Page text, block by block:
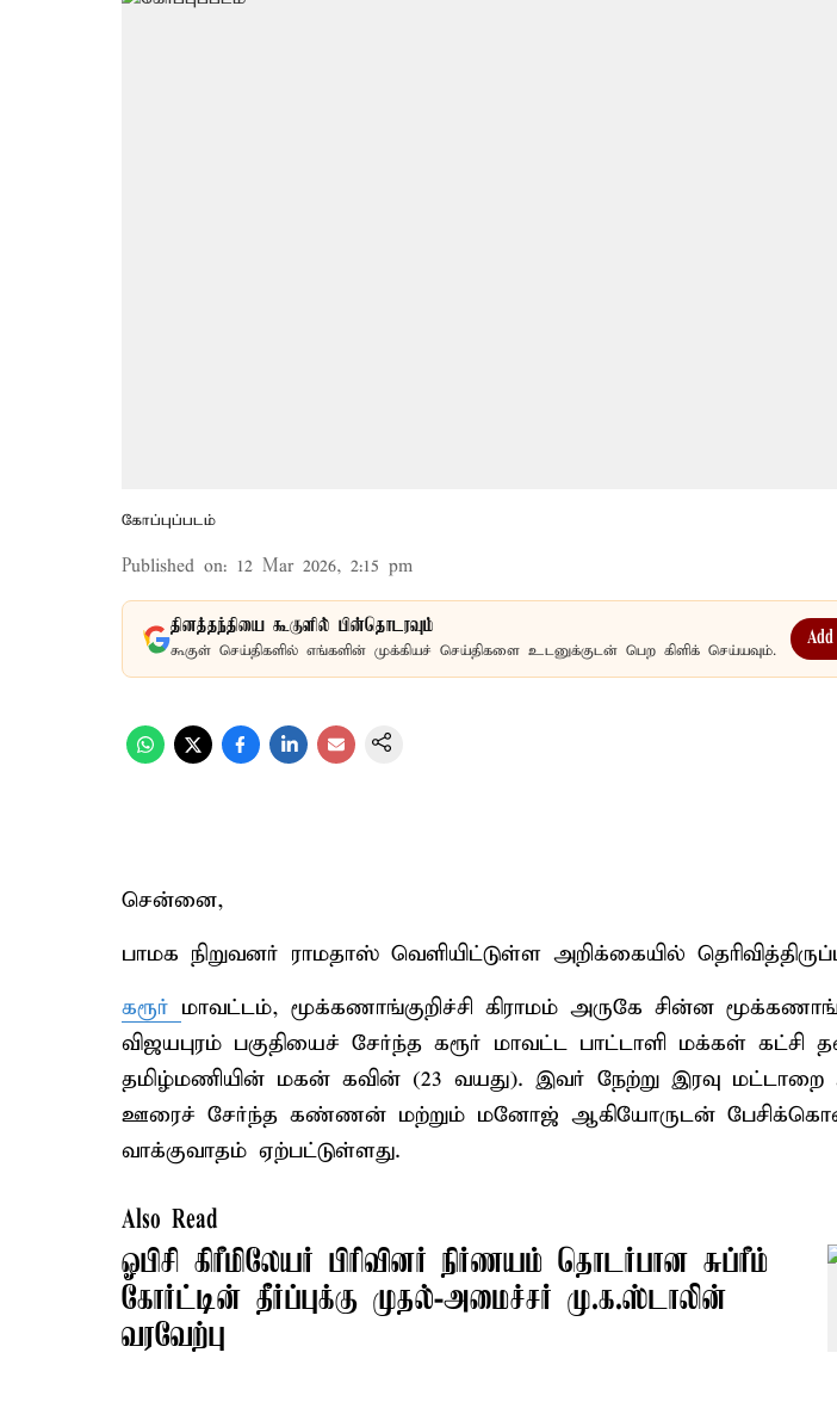
கோப்புப்படம்
Published on: 12 Mar 2026, 2:15 pm
தினத்தந்தியை கூகுளில் பின்தொடரவும்
கூகுள் செய்திகளில் எங்களின் முக்கியச் செய்திகளை உடனுக்குடன் பெற கிளிக் செய்யவும்.
சென்னை,
பாமக நிறுவனர் ராமதாஸ் வெளியிட்டுள்ள அறிக்கையில்
கரூர் மாவட்டம், மூக்கணாங்குறிச்சி கிராமம் அருகே சின்ன
விஜயபுரம் பகுதியைச் சேர்ந்த கரூர் மாவட்ட பாட்டாளி மக்கள் கட்சி
தமிழ்மணியின் மகன் கவின் (23 வயது). இவர் நேற்று இரவு மட்டாறை
ஊரைச் சேர்ந்த கண்ணன் மற்றும் மனோஜ் ஆகியோருடன்
வாக்குவாதம் ஏற்பட்டுள்ளது.
Also Read
ஓபிசி கிரீமிலேயர் பிரிவினர் நிர்ணயம் தொடர்பான சுப்ரீம்
கோர்ட்டின் தீர்ப்புக்கு முதல்-அமைச்சர் மு.க.ஸ்டாலின்
வரவேற்பு